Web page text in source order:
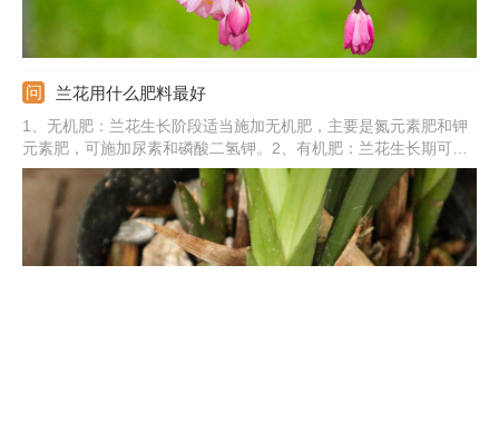
兰花用什么肥料最好
1、无机肥：兰花生长阶段适当施加无机肥，主要是氮元素肥和钾
元素肥，可施加尿素和磷酸二氢钾。2、有机肥：兰花生长期可施
加有机肥，主要是当做底肥使用，也可以当做追肥。3、水溶肥：
兰花还可以施加水溶肥，能促使根部充分吸收养分。4、专用肥：
可以使用兰花专用缓释肥，有效促进兰花根部的生长。